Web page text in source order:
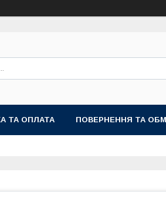
ТА ОПЛАТА ПОВЕРНЕННЯ ТА